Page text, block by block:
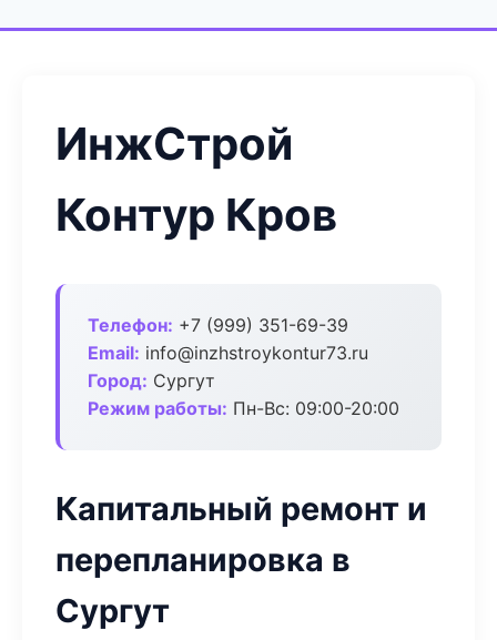
ИнжСтрой
Контур Кров
Телефон: +7 (999) 351-69-39
Email: info@inzhstroykontur73.ru
Город: Сургут
Режим работы: Пн-Вс: 09:00-20:00
Капитальный ремонт и
перепланировка в
Сургут